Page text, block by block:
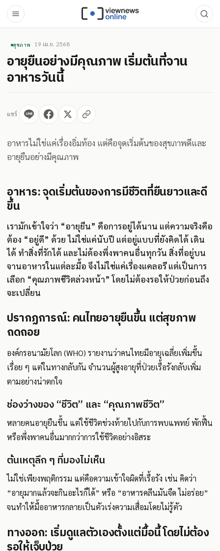
สุขภาพ 19 เม.ย. 2568
อายุยืนอย่างมีคุณภาพ เริ่มต้นที่จาน
อาหารวันนี้
แชร์
อาหารไม่ใช่แค่เรื่องอิ่มท้อง แต่คือจุดเริ่มต้นของสุขภาพดีและ
อายุยืนอย่างมีคุณภาพ
อาหาร: จุดเริ่มต้นของการมีชีวิตที่ยืนยาวและดี
ขึ้น
เรามักเข้าใจว่า “อายุยืน” คือการอยู่ได้นาน แต่ความจริงคือ
ต้อง “อยู่ดี” ด้วย ไม่ใช่แค่นับปี แต่อยู่แบบที่ยังคิดได้ เดิน
ได้ ทำสิ่งที่รักได้ และไม่ต้องพึ่งพาคนอื่นทุกวัน สิ่งที่อยู่บน
จานอาหารในแต่ละมื้อ จึงไม่ใช่แค่เรื่องแคลอรี แต่เป็นการ
เลือก “คุณภาพชีวิตล่วงหน้า” โดยไม่ต้องรอให้ป่วยก่อนถึง
จะเปลี่ยน
ปรากฏการณ์: คนไทยอายุยืนขึ้น แต่สุขภาพ
ถดถอย
องค์กรอนามัยโลก (WHO) รายงานว่าคนไทยมีอายุเฉลี่ยเพิ่มขึ้น
เรื่อย ๆ แต่ในทางกลับกัน จำนวนผู้สูงอายุที่ป่วยเรื้อรังกลับเพิ่ม
ตามอย่างน่าตกใจ
ช่องว่างของ “ชีวิต” และ “คุณภาพชีวิต”
หลายคนอายุยืนขึ้น แต่ใช้ชีวิตช่วงท้ายไปกับการพบแพทย์ พักฟื้น
หรือพึ่งพาคนอื่นมากกว่าการใช้ชีวิตอย่างอิสระ
ต้นเหตุลึก ๆ ที่มองไม่เห็น
ไม่ใช่เพียงพฤติกรรม แต่คือความเข้าใจผิดที่เรื้อรัง เช่น คิดว่า
“อายุมากแล้วจะกินอะไรก็ได้” หรือ “อาหารคลีนมันจืด ไม่อร่อย”
จนทำให้มื้ออาหารกลายเป็นตัวเร่งความเสื่อมโดยไม่รู้ตัว
ทางออก: เริ่มดูแลตัวเองตั้งแต่มื้อนี้ โดยไม่ต้อง
รอให้เจ็บป่วย